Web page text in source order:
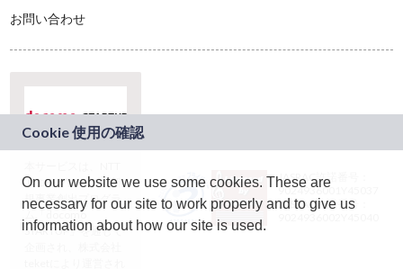
お問い合わせ
ドコモグループの新
規事業創出プログラ
ム「docomo
STARTUP」を通じて
JASRAC許諾番号：
9024936001Y45037
JASRAC許諾番号：
On our website we use some cookies. These are
necessary for our site to work properly and to give us
information about how our site is used.